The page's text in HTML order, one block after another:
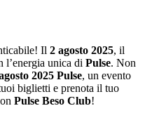
Il 2 agosto 2025, il
l’energia unica di Pulse. Non
2025 Pulse, un evento
biglietti e prenota il tuo
Pulse Beso Club!